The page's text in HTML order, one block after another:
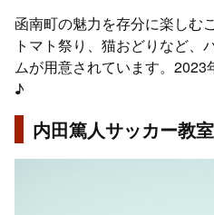
函南町の魅力を存分に楽しむ
トマト祭り、猫おどりなど、
ムが用意されています。
♪
内田篤人サッカー教室